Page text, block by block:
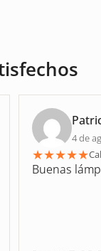
4 de
★★★★★
Buenas